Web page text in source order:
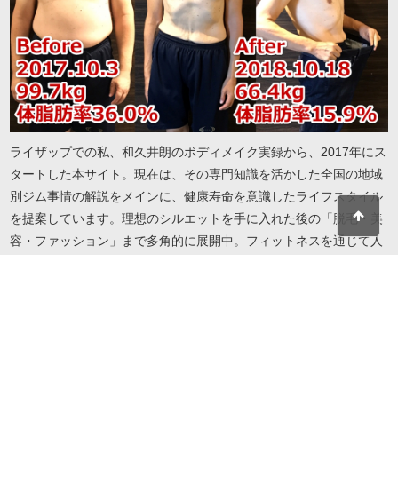
ライザップでの私、和久井朗のボディメイク実録から、2017年にス
タートした本サイト。現在は、その専門知識を活かした全国の地域
別ジム事情の解説をメインに、健康寿命を意識したライフスタイル
を提案しています。理想のシルエットを手に入れた後の「脱毛・美
容・ファッション」まで多角的に展開中。フィットネスを通じて人